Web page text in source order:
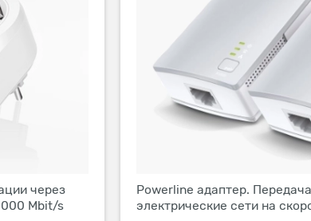
через
000 Mbit/s
Powerline адаптер.
электрические сети на